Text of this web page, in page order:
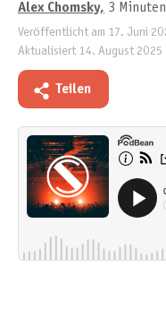
Alex Chomsky, 3
Veröffentlicht am 17. Juni
Aktualisiert 14. August 2025
Teilen